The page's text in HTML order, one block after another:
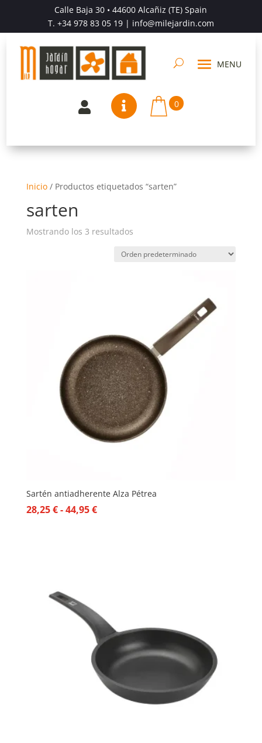
Calle Baja 30 • 44600 Alcañiz (TE) Spain
T. +34 978 83 05 19| info@milejardin.com
  0
Inicio/ Productos etiquetados “sarten”
sarten
Mostrando los 3 resultados
Sartén antiadherente Alza Pétrea
28,25€-44,95€Rango